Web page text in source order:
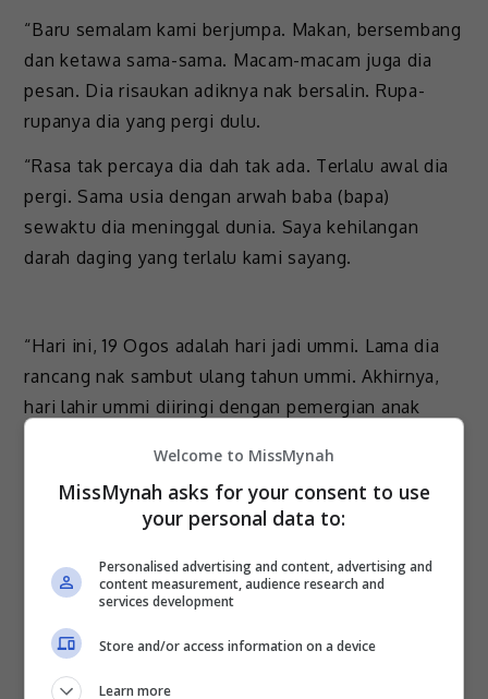
“Baru semalam kami berjumpa. Makan, bersembang
dan ketawa sama-sama. Macam-macam juga dia
pesan. Dia risaukan adiknya nak bersalin. Rupa-
rupanya dia yang pergi dulu.
“Rasa tak percaya dia dah tak ada. Terlalu awal dia
pergi. Sama usia dengan arwah baba (bapa)
sewaktu dia meninggal dunia. Saya kehilangan
darah daging yang terlalu kami sayang.
“Hari ini, 19 Ogos adalah hari jadi ummi. Lama dia
rancang nak sambut ulang tahun ummi. Akhirnya,
hari lahir ummi diiringi dengan pemergian anak
Memetik laporan dari Utusan Malaysia
, arwah
abang Uyaina menghembuskan nafas terakhir
Tambah pelakon drama “Jujurlah Nikahi Aku” itu
sering menjadi contoh kepada adik beradiknya.
“Orang baik selalu pergi dulu. Dia sangat baik,
Welcome to MissMynah
MissMynah asks for your consent to use
your personal data to:
Personalised advertising and content, advertising and
content measurement, audience research and
services development
Store and/or access information on a device
Learn more